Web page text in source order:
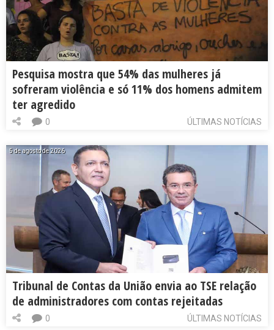
Pesquisa mostra que 54% das mulheres já
sofreram violência e só 11% dos homens admitem
ter agredido
ÚLTIMAS NOTÍCIAS
0
5 de agosto de 2026
Tribunal de Contas da União envia ao TSE relação
de administradores com contas rejeitadas
ÚLTIMAS NOTÍCIAS
0